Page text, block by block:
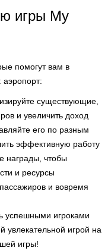
игры My
помогут вам в
существующие,
и увеличить доход
его по разным
эффективную работу
награды, чтобы
и ресурсы
и вовремя
успешными игроками
увлекательной игрой на
игры!